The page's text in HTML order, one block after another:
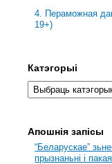
4. Пераможная
19+)
Катэгорыі
Апошнія запісы
“Беларускае”
прызнаньні і